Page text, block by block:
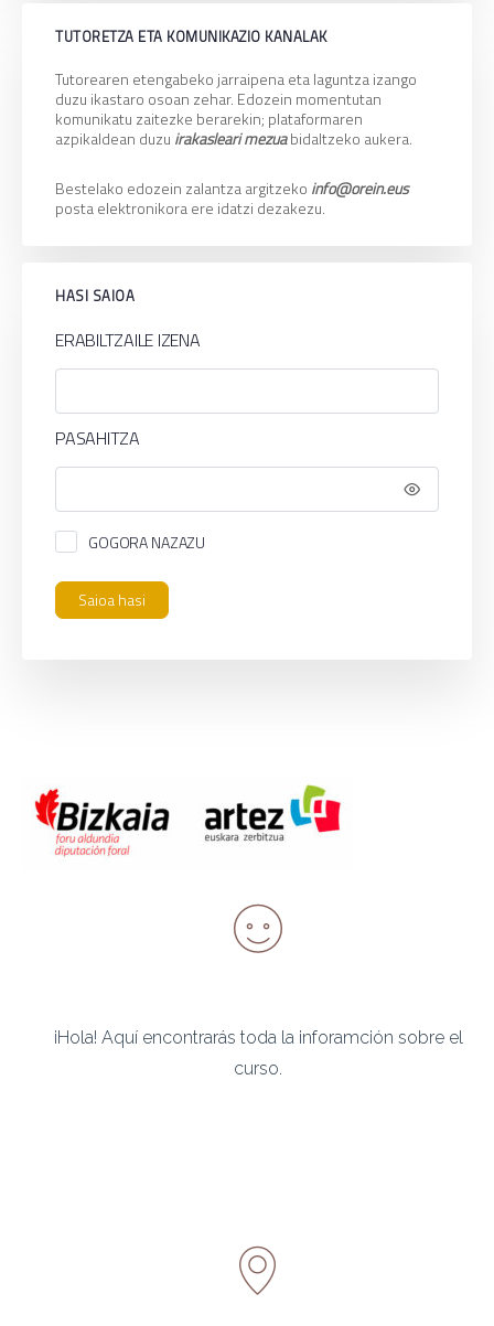
¡Hola! Aquí encontrarás toda la inforamción sobre el
curso.
TUTORETZA ETA KOMUNIKAZIO KANALAK
Tutorearen etengabeko jarraipena eta laguntza izango
duzu ikastaro osoan zehar. Edozein momentutan
komunikatu zaitezke berarekin; plataformaren
azpikaldean duzu irakasleari mezuabidaltzeko aukera.
Bestelako edozein zalantza argitzeko info@orein.eus
posta elektronikora ere idatzi dezakezu.
HASI SAIOA
ERABILTZAILE IZENA
PASAHITZA
GOGORA NAZAZU